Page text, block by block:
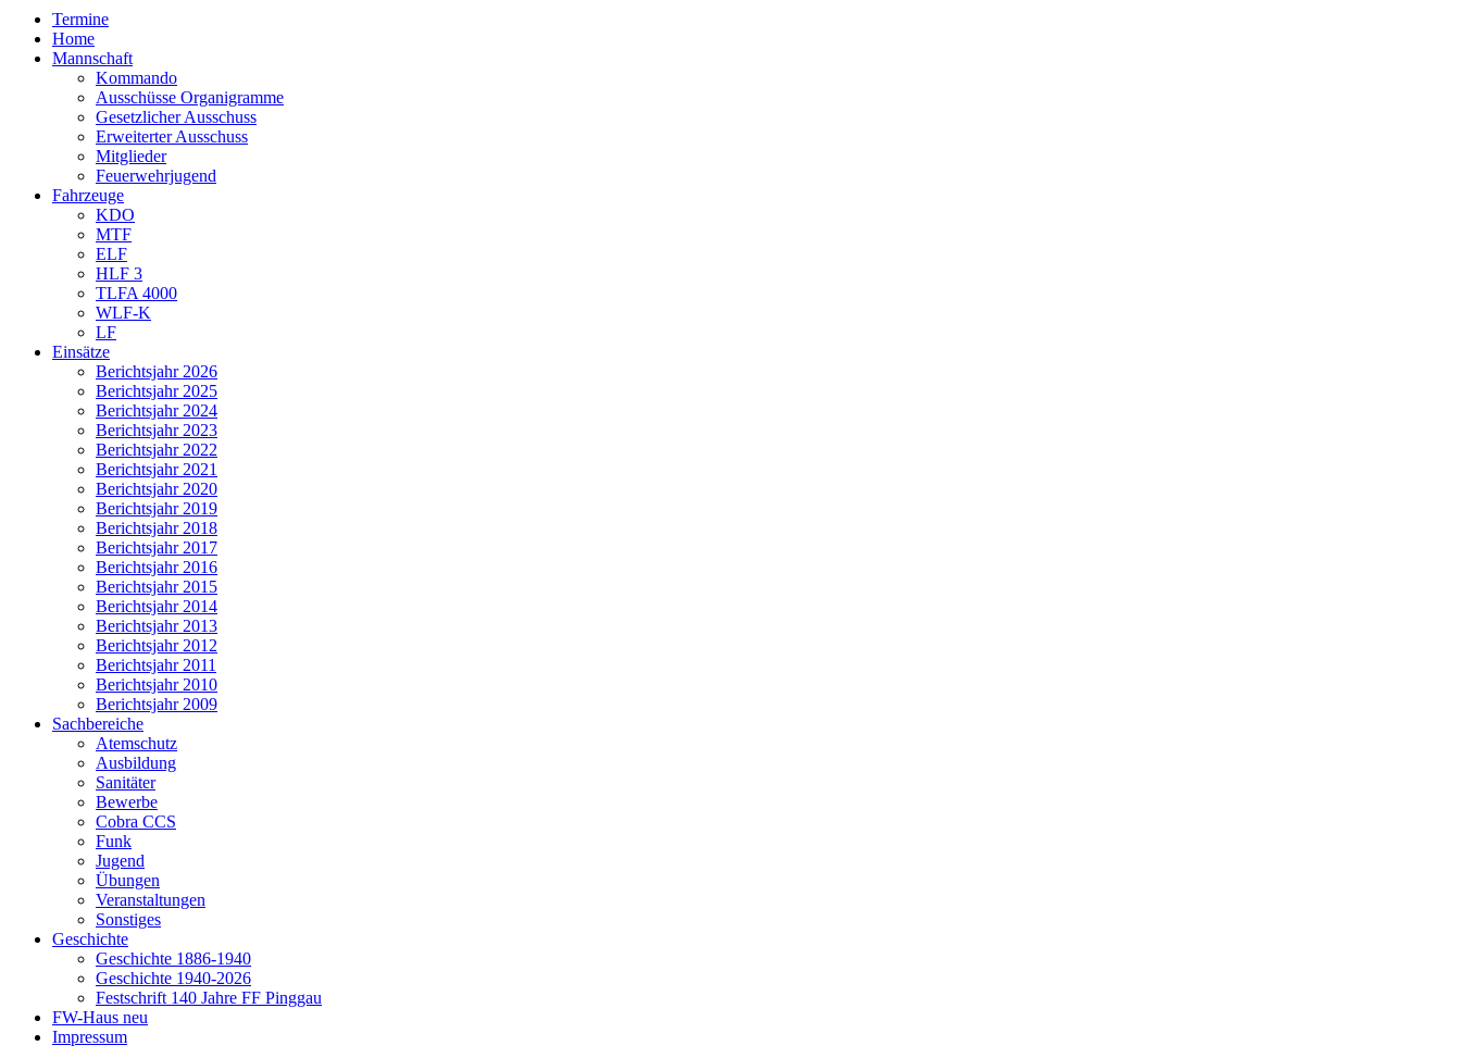
Termine
Home
Mannschaft
Kommando
Ausschüsse Organigramme
Gesetzlicher Ausschuss
Erweiterter Ausschuss
Mitglieder
Feuerwehrjugend
Fahrzeuge
KDO
MTF
ELF
HLF 3
TLFA 4000
WLF-K
LF
Einsätze
Berichtsjahr 2026
Berichtsjahr 2025
Berichtsjahr 2024
Berichtsjahr 2023
Berichtsjahr 2022
Berichtsjahr 2021
Berichtsjahr 2020
Berichtsjahr 2019
Berichtsjahr 2018
Berichtsjahr 2017
Berichtsjahr 2016
Berichtsjahr 2015
Berichtsjahr 2014
Berichtsjahr 2013
Berichtsjahr 2012
Berichtsjahr 2011
Berichtsjahr 2010
Berichtsjahr 2009
Sachbereiche
Atemschutz
Ausbildung
Sanitäter
Bewerbe
Cobra CCS
Funk
Jugend
Übungen
Veranstaltungen
Sonstiges
Geschichte
Geschichte 1886-1940
Geschichte 1940-2026
Festschrift 140 Jahre FF Pinggau
FW-Haus neu
Impressum